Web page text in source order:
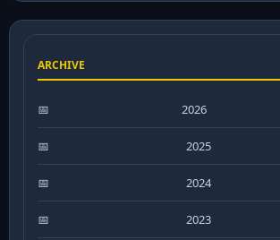
ARCHIVE
2026
2025
2024
2023